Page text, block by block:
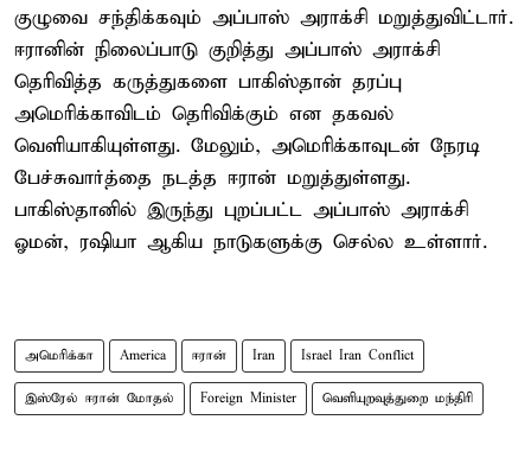
குழுவை சந்திக்கவும் அப்பாஸ் அராக்சி மறுத்துவிட்டார்.
ஈரானின் நிலைப்பாடு குறித்து அப்பாஸ் அராக்சி
தெரிவித்த கருத்துகளை பாகிஸ்தான் தரப்பு
அமெரிக்காவிடம் தெரிவிக்கும் என தகவல்
வெளியாகியுள்ளது. மேலும், அமெரிக்காவுடன் நேரடி
பேச்சுவார்த்தை நடத்த ஈரான் மறுத்துள்ளது.
பாகிஸ்தானில் இருந்து புறப்பட்ட அப்பாஸ் அராக்சி
ஓமன், ரஷியா ஆகிய நாடுகளுக்கு செல்ல உள்ளார்.
அமெரிக்கா America ஈரான் Iran Israel Iran Conflict
இஸ்ரேல் ஈரான் மோதல் Foreign Minister வெளியுறவுத்துறை மந்திரி